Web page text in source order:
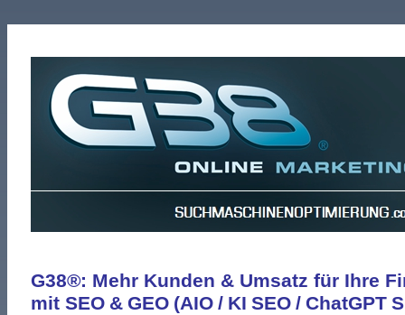
G38®: Mehr Kunden & Umsatz für Ihre
mit SEO & GEO (AIO / KI SEO / ChatGPT